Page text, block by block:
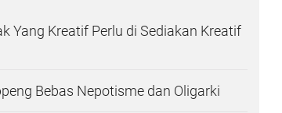
Yang Kreatif Perlu di Sediakan Kreatif
Bebas Nepotisme dan Oligarki